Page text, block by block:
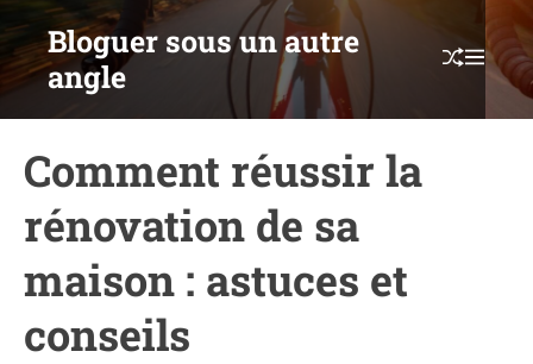
t
M
U
S
F
Bloguer sous un autre
angle
Comment réussir la
rénovation de sa
maison : astuces et
conseils